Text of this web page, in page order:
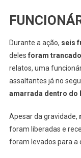
Durante a ação, seis
deles foram
relatos, uma
assaltantes já no
amarrada dentro do
Apesar da gravidade,
foram liberadas e
foram levados para a